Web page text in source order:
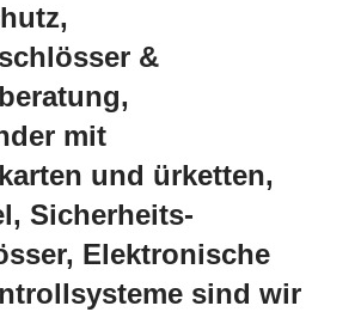
&
mit
und ürketten,
Sicherheits-
Elektronische
sind wir